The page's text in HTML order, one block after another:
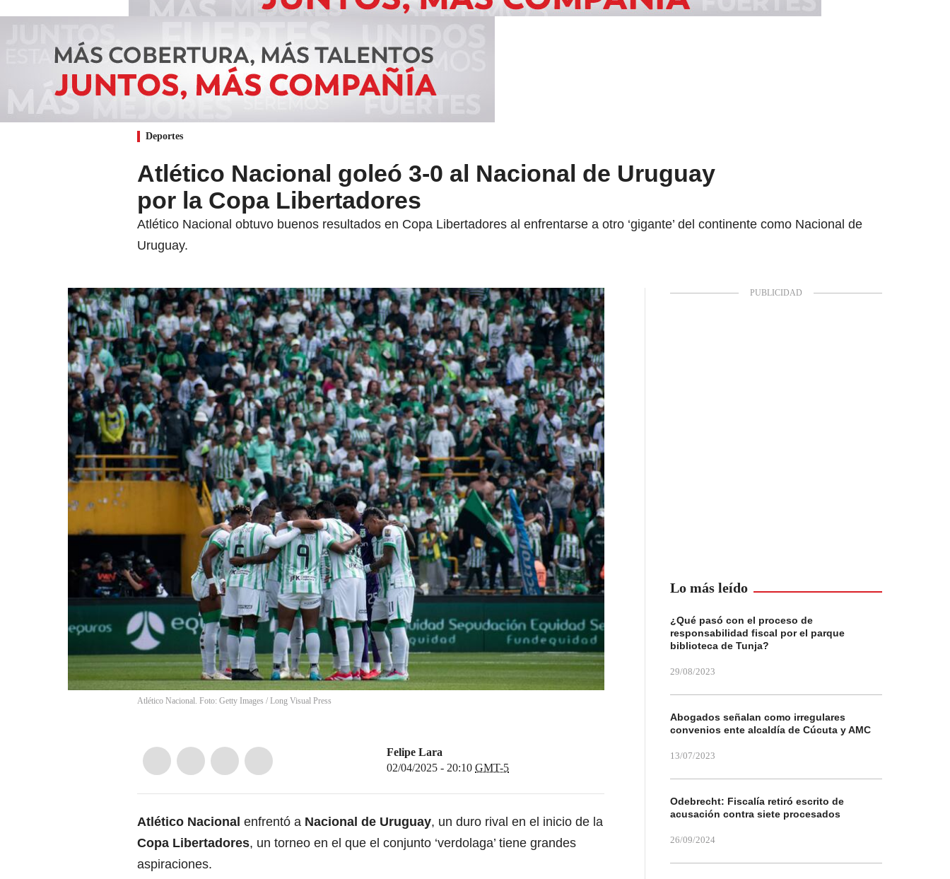
Deportes
Atlético Nacional goleó 3-0 al Nacional de Uruguay
por la Copa Libertadores
Atlético Nacional obtuvo buenos resultados en Copa Libertadores al enfrentarse a otro ‘gigante’ del continente como Nacional de
Uruguay.
Atlético Nacional. Foto: Getty Images / Long Visual Press
Felipe Lara
02/04/2025 - 20:10 GMT-5
Atlético Nacional enfrentó a Nacional de Uruguay, un duro rival en el inicio de la
Copa Libertadores, un torneo en el que el conjunto ‘verdolaga’ tiene grandes
aspiraciones.
Lo más leído
¿Qué pasó con el proceso de
responsabilidad fiscal por el parque
biblioteca de Tunja?
29/08/2023
Abogados señalan como irregulares
convenios ente alcaldía de Cúcuta y AMC
13/07/2023
Odebrecht: Fiscalía retiró escrito de
acusación contra siete procesados
26/09/2024